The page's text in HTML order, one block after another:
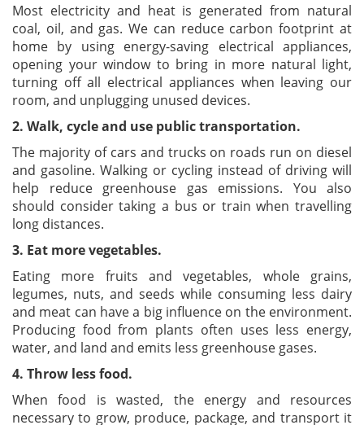
Most electricity and heat is generated from natural
coal, oil, and gas. We can reduce carbon footprint at
home by using energy-saving electrical appliances,
opening your window to bring in more natural light,
turning off all electrical appliances when leaving our
room, and unplugging unused devices.
2. Walk, cycle and use public transportation.
The majority of cars and trucks on roads run on diesel
and gasoline. Walking or cycling instead of driving will
help reduce greenhouse gas emissions. You also
should consider taking a bus or train when travelling
long distances.
3. Eat more vegetables.
Eating more fruits and vegetables, whole grains,
legumes, nuts, and seeds while consuming less dairy
and meat can have a big influence on the environment.
Producing food from plants often uses less energy,
water, and land and emits less greenhouse gases.
4. Throw less food.
When food is wasted, the energy and resources
necessary to grow, produce, package, and transport it